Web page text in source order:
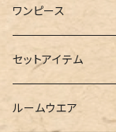
ロングシャツ
ダウンジャケット
ベスト
半袖
スウェット・パーカー
ニット
シャツ
スキニー
ショートパンツ
ハーフパンツ
ロング
ミニ
その他
ワンピース
シャツワンピース
スウェットワンピース
セットアイテム
ルームウエア